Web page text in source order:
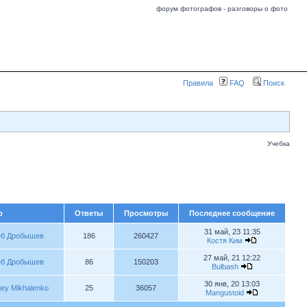
форум фотографов - разговоры о фото
Правила FAQ Поиск
Учебка
Ответы Просмотры Последнее сообщение
Дробышев 186 260427
31 май, 23 11:35
Костя Ким
Дробышев 86 150203
27 май, 21 12:22
Bulbash
Mikhalenko 25 36057
30 янв, 20 13:03
Mangustoid